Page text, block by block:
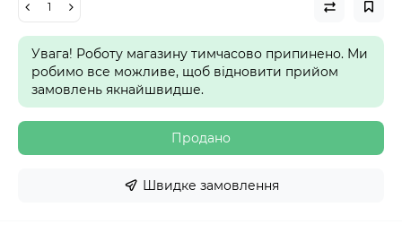
Увага! Роботу магазину тимчасово припинено. Ми
робимо все можливе, щоб відновити прийом
замовлень якнайшвидше.
Продано
Швидке замовлення